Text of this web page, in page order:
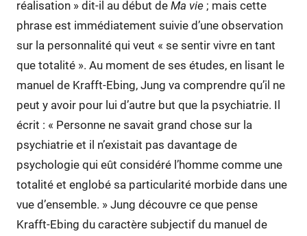
réalisation » dit-il au début de Ma vie; mais cette
phrase est immédiatement suivie d’une observation
sur la personnalité qui veut « se sentir vivre en tant
que totalité ». Au moment de ses études, en lisant le
manuel de Krafft-Ebing, Jung va comprendre qu’il ne
peut y avoir pour lui d’autre but que la psychiatrie. Il
écrit : « Personne ne savait grand chose sur la
psychiatrie et il n’existait pas davantage de
psychologie qui eût considéré l’homme comme une
totalité et englobé sa particularité morbide dans une
vue d’ensemble. » Jung découvre ce que pense
Krafft-Ebing du caractère subjectif du manuel de